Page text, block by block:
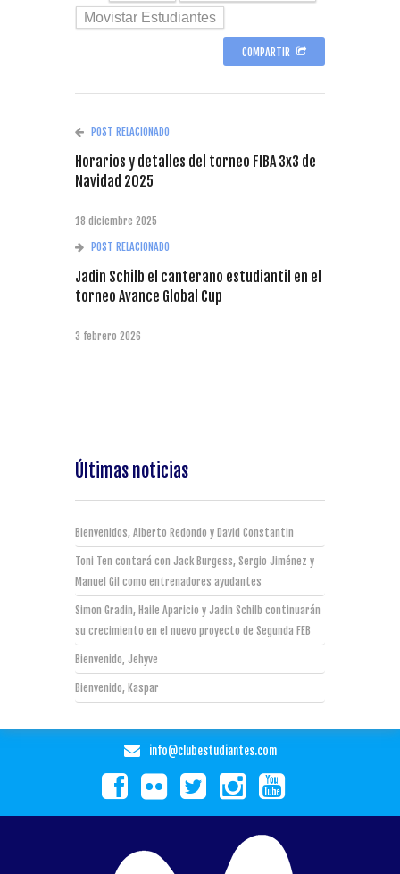
Movistar Estudiantes
COMPARTIR
POST RELACIONADO
Horarios y detalles del torneo FIBA 3x3 de
Navidad 2025
18 diciembre 2025
POST RELACIONADO
Jadin Schilb el canterano estudiantil en el
torneo Avance Global Cup
3 febrero 2026
Últimas noticias
Bienvenidos, Alberto Redondo y David Constantin
Toni Ten contará con Jack Burgess, Sergio Jiménez y
Manuel Gil como entrenadores ayudantes
Simon Gradin, Haile Aparicio y Jadin Schilb continuarán
su crecimiento en el nuevo proyecto de Segunda FEB
Bienvenido, Jehyve
Bienvenido, Kaspar
info@clubestudiantes.com